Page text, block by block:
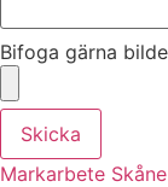
Bifoga gärna
Skicka
Markarbete Skåne